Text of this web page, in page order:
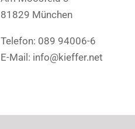
81829 München
Telefon: 089 94006-6
E-Mail: info@kieffer.net